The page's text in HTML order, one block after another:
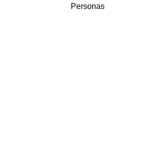
Personas